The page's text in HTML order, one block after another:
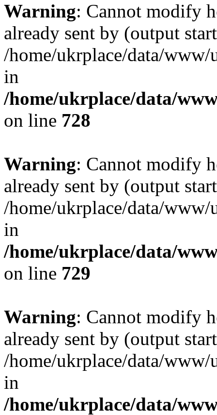
Warning: Cannot modify
already sent by (output
/home/ukrplace/data/
in
/home/ukrplace/data/
on line 728
Warning: Cannot modify
already sent by (output
/home/ukrplace/data/
in
/home/ukrplace/data/
on line 729
Warning: Cannot modify
already sent by (output
/home/ukrplace/data/
in
/home/ukrplace/data/